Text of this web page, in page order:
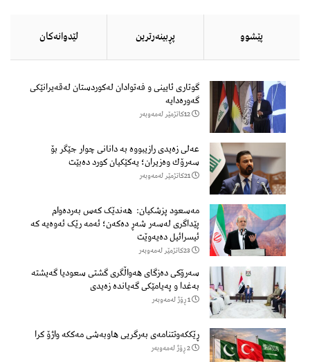
پێشوو پڕبینەرترین لێدوانەكان
گوتاری ئایینی و فەتوادان لەکوردستان لەقەیرانێکی
گەورەدایە
12كاتژمێر لەمەوبەر
عەلی زەیدی رازیبووە بە دانانی چوار جێگر بۆ
سەرۆك وەزیران؛ یەكێكیان كورد دەبێت
21كاتژمێر لەمەوبەر
مەسعود پزشكیان: هەندێک کەس بەردەوام
پێداگری لەسەر شەڕ دەكەن؛ ئەمە رێک ئەوەیە کە
ئیسرائیل دەیەوێت
23كاتژمێر لەمەوبەر
سەرۆكی دەزگای هەواڵگری گشتی سعودیا گەیشتە
بەغدا و پەیامێكی گەیاندە زەیدی
1 ڕۆژ لەمەوبەر
ڕێککەوتتنامەی بەرگریی هاوبەشی مەککە واژۆ کرا
2 ڕۆژ لەمەوبەر